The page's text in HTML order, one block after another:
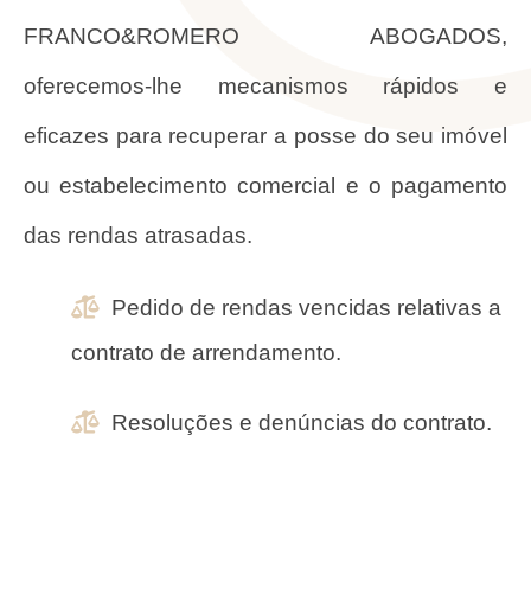
FRANCO&ROMERO ABOGADOS,
oferecemos-lhe mecanismos rápidos e
eficazes para recuperar a posse do seu imóvel
ou estabelecimento comercial e o pagamento
das rendas atrasadas.
Pedido de rendas vencidas relativas a
contrato de arrendamento.
Resoluções e denúncias do contrato.